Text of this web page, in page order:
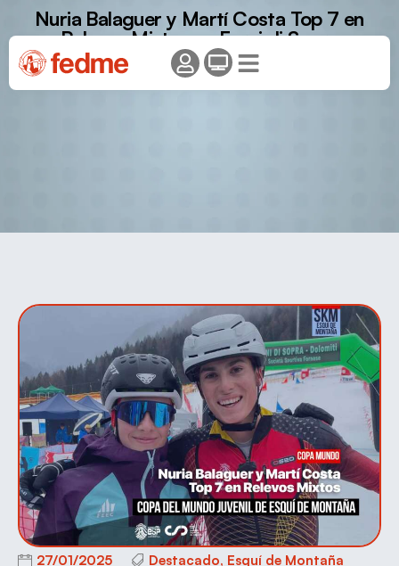
Nuria Balaguer y Martí Costa Top 7 en
Relevos Mixtos en Forni di Sopra
27/01/2025 Destacado, Esquí de Montaña